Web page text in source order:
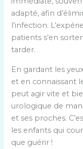
adapté, afin
l’infection.
patients s’en
tarder.
En gardant les
et en connaissant
peut agir vite et
urologique de
et ses proches.
les enfants qui
que guérir !